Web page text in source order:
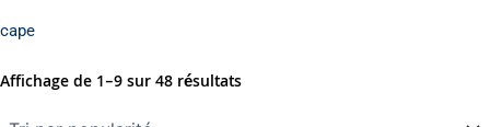
cape
Affichage de 1–9 sur 48 résultats